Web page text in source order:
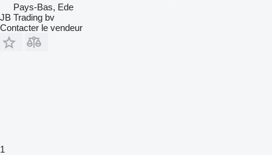
Pays-Bas, Ede
JB Trading bv
Contacter le vendeur
1